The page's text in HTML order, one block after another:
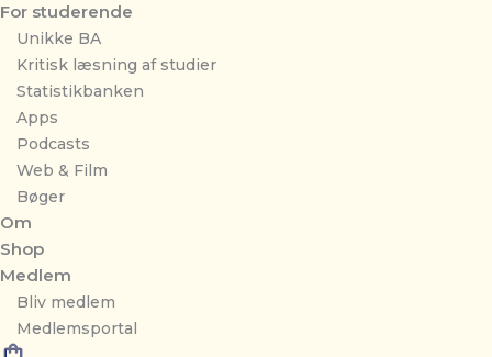
For studerende
Unikke BA
Kritisk læsning af studier
Statistikbanken
Apps
Podcasts
Web & Film
Bøger
Om
Shop
Medlem
Bliv medlem
Medlemsportal